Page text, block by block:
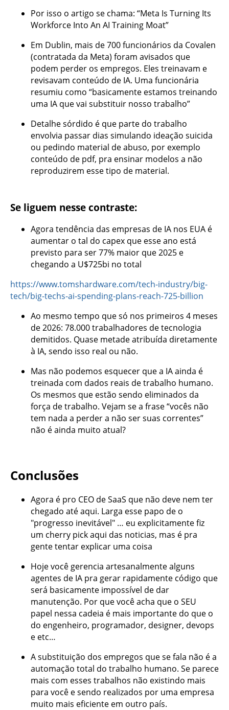
Por isso o artigo se chama: “Meta Is Turning Its
Workforce Into An AI Training Moat”
Em Dublin, mais de 700 funcionários da Covalen
(contratada da Meta) foram avisados que
podem perder os empregos. Eles treinavam e
revisavam conteúdo de IA. Uma funcionária
resumiu como “basicamente estamos treinando
uma IA que vai substituir nosso trabalho”
Detalhe sórdido é que parte do trabalho
envolvia passar dias simulando ideação suicida
ou pedindo material de abuso, por exemplo
conteúdo de pdf, pra ensinar modelos a não
reproduzirem esse tipo de material.
Se liguem nesse contraste:
Agora tendência das empresas de IA nos EUA é
aumentar o tal do capex que esse ano está
previsto para ser 77% maior que 2025 e
chegando a U$725bi no total
https://www.tomshardware.com/tech-industry/big-
tech/big-techs-ai-spending-plans-reach-725-billion
Ao mesmo tempo que só nos primeiros 4 meses
de 2026: 78.000 trabalhadores de tecnologia
demitidos. Quase metade atribuída diretamente
à IA, sendo isso real ou não.
Mas não podemos esquecer que a IA ainda é
treinada com dados reais de trabalho humano.
Os mesmos que estão sendo eliminados da
força de trabalho. Vejam se a frase “vocês não
tem nada a perder a não ser suas correntes”
não é ainda muito atual?
Conclusões
Agora é pro CEO de SaaS que não deve nem ter
chegado até aqui. Larga esse papo de o
"progresso inevitável" … eu explicitamente fiz
um cherry pick aqui das noticias, mas é pra
gente tentar explicar uma coisa
Hoje você gerencia artesanalmente alguns
agentes de IA pra gerar rapidamente código que
será basicamente impossível de dar
manutenção. Por que você acha que o SEU
papel nessa cadeia é mais importante do que o
do engenheiro, programador, designer, devops
e etc…
A substituição dos empregos que se fala não é a
automação total do trabalho humano. Se parece
mais com esses trabalhos não existindo mais
para você e sendo realizados por uma empresa
muito mais eficiente em outro país.